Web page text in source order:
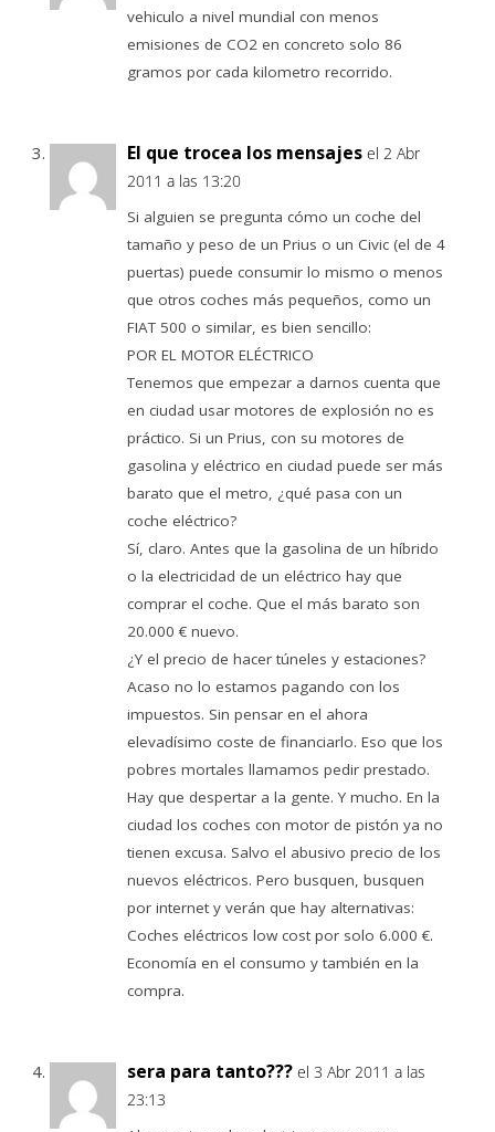
vehiculo a nivel mundial con menos
emisiones de CO2 en concreto solo 86
gramos por cada kilometro recorrido.
El que trocea los mensajes el 2 Abr
2011 a las 13:20
Si alguien se pregunta cómo un coche del
tamaño y peso de un Prius o un Civic (el de 4
puertas) puede consumir lo mismo o menos
que otros coches más pequeños, como un
FIAT 500 o similar, es bien sencillo:
POR EL MOTOR ELÉCTRICO
Tenemos que empezar a darnos cuenta que
en ciudad usar motores de explosión no es
práctico. Si un Prius, con su motores de
gasolina y eléctrico en ciudad puede ser más
barato que el metro, ¿qué pasa con un
coche eléctrico?
Sí, claro. Antes que la gasolina de un híbrido
o la electricidad de un eléctrico hay que
comprar el coche. Que el más barato son
20.000 € nuevo.
¿Y el precio de hacer túneles y estaciones?
Acaso no lo estamos pagando con los
impuestos. Sin pensar en el ahora
elevadísimo coste de financiarlo. Eso que los
pobres mortales llamamos pedir prestado.
Hay que despertar a la gente. Y mucho. En la
ciudad los coches con motor de pistón ya no
tienen excusa. Salvo el abusivo precio de los
nuevos eléctricos. Pero busquen, busquen
por internet y verán que hay alternativas:
Coches eléctricos low cost por solo 6.000 €.
Economía en el consumo y también en la
compra.
sera para tanto??? el 3 Abr 2011 a las
23:13